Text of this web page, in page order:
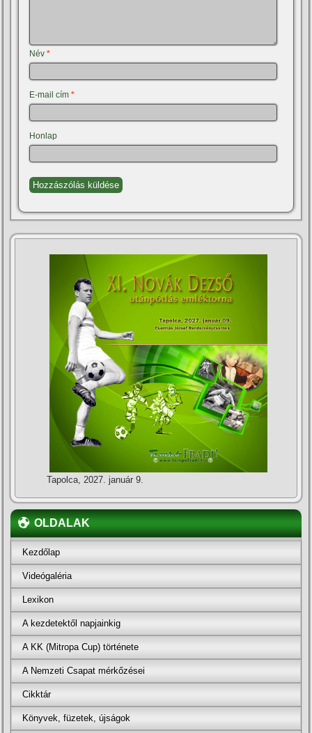
Név*
E-mail cím*
Honlap
Tapolca, 2027. január 9.
OLDALAK
Kezdőlap
Videógaléria
Lexikon
A kezdetektől napjainkig
A KK (Mitropa Cup) története
A Nemzeti Csapat mérkőzései
Cikktár
Könyvek, füzetek, újságok